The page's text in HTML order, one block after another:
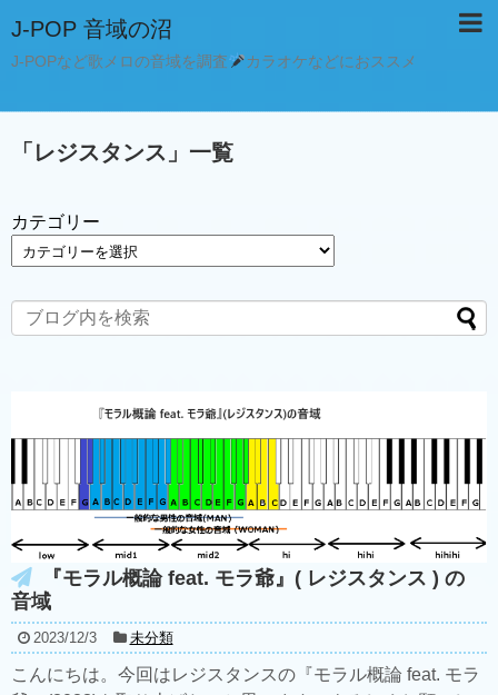
J-POP 音域の沼
J-POPなど歌メロの音域を調査 カラオケなどにおススメ
「 レジスタンス 」 一覧
カテゴリー
『モラル概論 feat. モラ爺』( レジスタンス ) の
音域
2023/12/3 未分類
こんにちは。今回はレジスタンスの『モラル概論 feat. モラ